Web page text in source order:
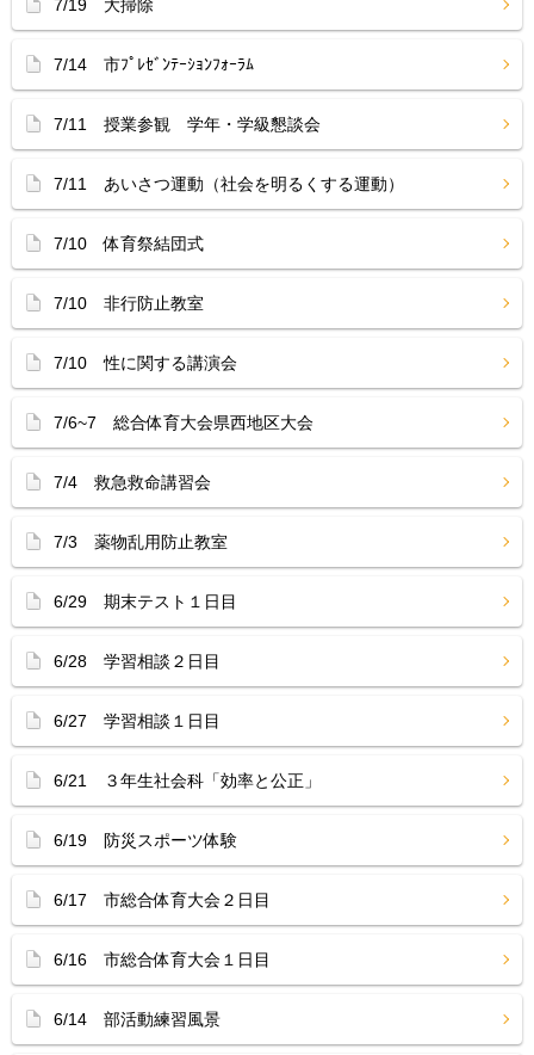
7/19 大掃除
7/14 市ﾌﾟﾚｾﾞﾝﾃｰｼｮﾝﾌｫｰﾗﾑ
7/11 授業参観 学年・学級懇談会
7/11 あいさつ運動（社会を明るくする運動）
7/10 体育祭結団式
7/10 非行防止教室
7/10 性に関する講演会
7/6~7 総合体育大会県西地区大会
7/4 救急救命講習会
7/3 薬物乱用防止教室
6/29 期末テスト１日目
6/28 学習相談２日目
6/27 学習相談１日目
6/21 ３年生社会科「効率と公正」
6/19 防災スポーツ体験
6/17 市総合体育大会２日目
6/16 市総合体育大会１日目
6/14 部活動練習風景